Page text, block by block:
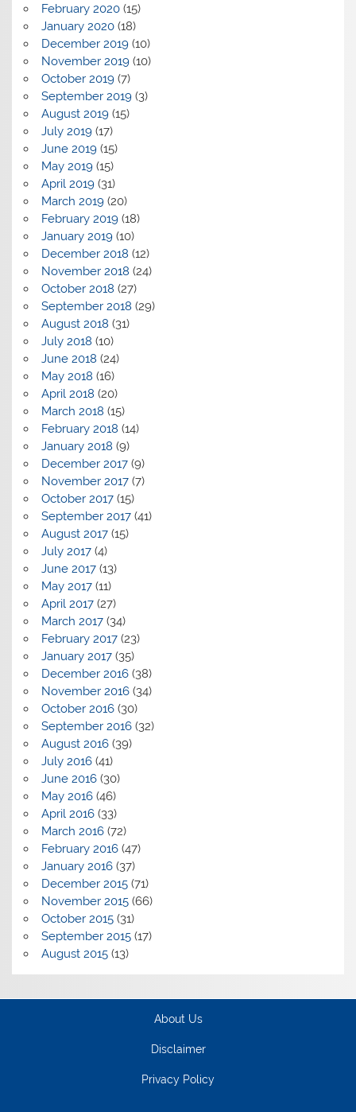
February 2020(15)
January 2020(18)
December 2019(10)
November 2019(10)
October 2019(7)
September 2019(3)
August 2019(15)
July 2019(17)
June 2019(15)
May 2019(15)
April 2019(31)
March 2019(20)
February 2019(18)
January 2019(10)
December 2018 (12)
November 2018 (24)
October 2018 (27)
September 2018 (29)
August 2018 (31)
July 2018 (10)
June 2018 (24)
May 2018 (16)
April 2018 (20)
March 2018 (15)
February 2018 (14)
January 2018 (9)
December 2017(9)
November 2017(7)
October 2017(15)
September 2017(41)
August 2017(15)
July 2017(4)
June 2017(13)
May 2017(11)
April 2017(27)
March 2017(34)
February 2017(23)
January 2017(35)
December 2016(38)
November 2016(34)
October 2016(30)
September 2016(32)
August 2016(39)
July 2016(41)
June 2016(30)
May 2016(46)
April 2016(33)
March 2016(72)
February 2016(47)
January 2016(37)
December 2015(71)
November 2015(66)
October 2015(31)
September 2015(17)
August 2015(13)
About Us
Disclaimer
Privacy Policy